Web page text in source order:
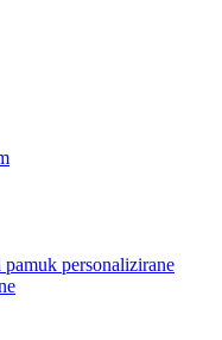
personalizirane